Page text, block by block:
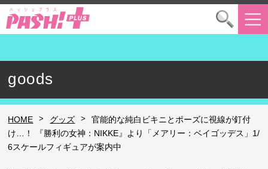
goods
HOME > グッズ >
官能的な純白ビキニとポーズに視線が釘付
け…！ 『勝利の女神：NIKKE』より「メアリー：ベイゴッデス」1/
6スケールフィギュアが案内中